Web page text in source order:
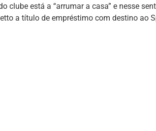
clube está a “arrumar a casa” e nesse
a título de empréstimo com destino ao